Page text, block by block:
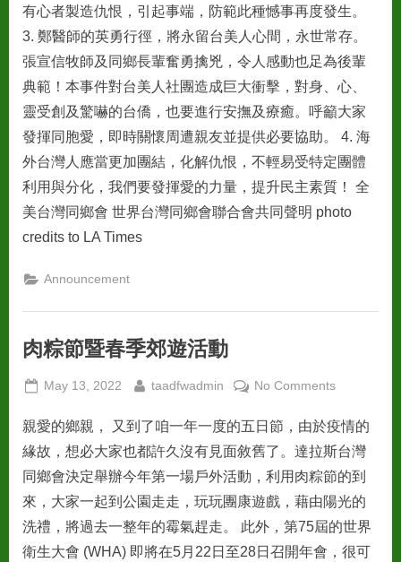
灣
同
鄉
發
表
聲
明：
有心者製造仇恨，引起事端，防範此種憾事再度發生。
3. 鄭醫師的英勇行徑，將永留台美人心間，永世常存。
張宣信牧師及同鄉長輩奮勇擒兇，令人感動也足為後輩
典範！本事件對台美人社團造成巨大衝擊，對身、心、
靈受創及驚嚇的台僑，也要進行安撫及療癒。呼籲大家
發揮同胞愛，即時關懷周遭親友並提供必要協助。 4. 海
外台灣人應當更加團結，化解仇恨，不輕易受特定團體
利用與分化，我們要發揮愛的力量，提升民主素質！ 全
美台灣同鄉會 世界台灣同鄉會聯合會共同聲明 photo
credits to LA Times
Announcement
肉粽節暨春季郊遊活動
Posted
May 13, 2022 By
taadfwadmin No Commentson
粽
節
暨
季
郊
遊
親愛的鄉親， 又到了咱一年一度的五日節，由於疫情的
緣故，想必大家也都許久沒有見面敘舊了。達拉斯台灣
同鄉會決定舉辦今年第一場戶外活動，利用肉粽節的到
來，大家一起到公園走走，玩玩團康遊戲，藉由陽光的
洗禮，將過去一整年的霉氣趕走。 此外，第75屆的世界
衛生大會 (WHA) 即將在5月22日至28日召開年會，很可